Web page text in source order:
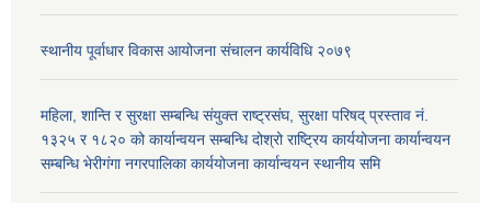
स्थानीय पूर्वाधार विकास आयोजना संचालन कार्यविधि २०७९
महिला, शान्ति र सुरक्षा सम्बन्धि संयुक्त राष्ट्रसंघ, सुरक्षा परिषद् प्रस्ताव नं.
१३२५ र १८२० को कार्यान्वयन सम्बन्धि दोश्रो राष्ट्रिय कार्ययोजना कार्यान्वयन
सम्बन्धि भेरीगंगा नगरपालिका कार्ययोजना कार्यान्वयन स्थानीय समि